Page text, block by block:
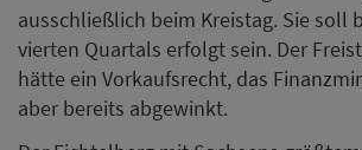
ausschließlich beim Kreistag. Sie soll
vierten Quartals erfolgt sein. Der
hätte ein Vorkaufsrecht, das
aber bereits abgewinkt.